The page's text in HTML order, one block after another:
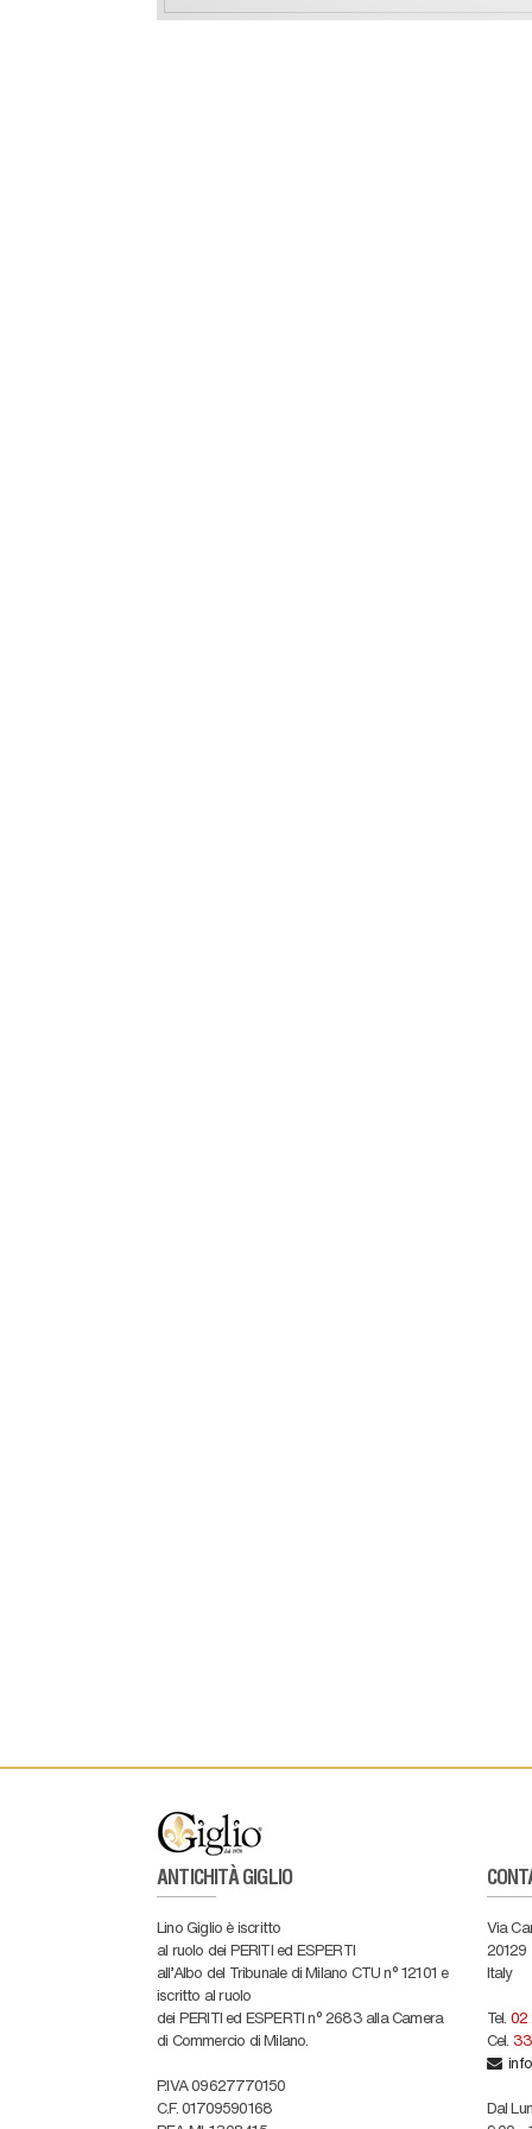
ANTICHITÀ GIGLIO
Lino Giglio è iscritto
al ruolo dei PERITI ed ESPERTI
all'Albo del Tribunale di Milano CTU n° 12101 e
iscritto al ruolo
dei PERITI ed ESPERTI n° 2683 alla Camera
di Commercio di Milano.
P.IVA 09627770150
C.F. 01709590168
Via
20129
Italy
Tel. 02
Cel.
Dal